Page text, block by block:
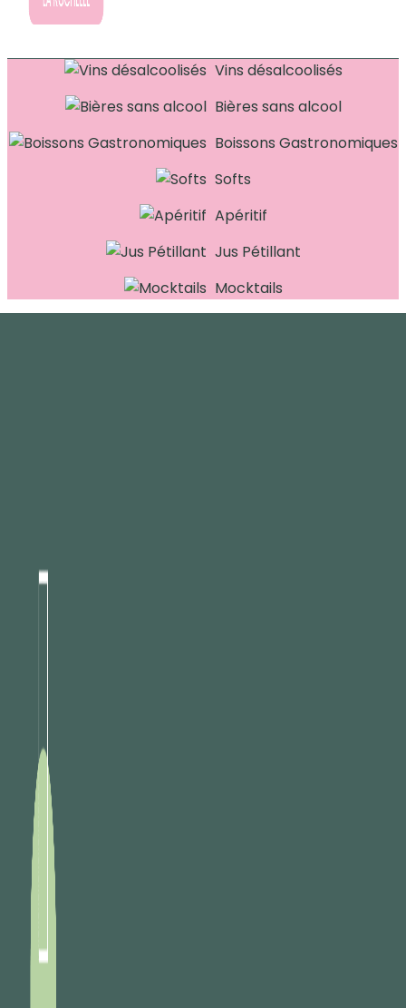
Vins désalcoolisés
Bières sans alcool
Boissons Gastronomiques
Softs
Apéritif
Jus Pétillant
Mocktails